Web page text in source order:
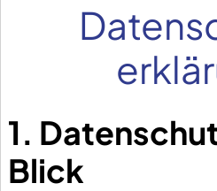
1.
Blick